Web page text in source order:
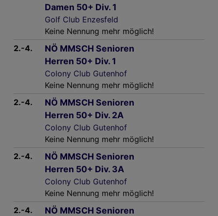
Damen 50+ Div. 1
Golf Club Enzesfeld
Keine Nennung mehr möglich!
2.-4.
NÖ MMSCH Senioren
Herren 50+ Div. 1
Colony Club Gutenhof
Keine Nennung mehr möglich!
2.-4.
NÖ MMSCH Senioren
Herren 50+ Div. 2A
Colony Club Gutenhof
Keine Nennung mehr möglich!
2.-4.
NÖ MMSCH Senioren
Herren 50+ Div. 3A
Colony Club Gutenhof
Keine Nennung mehr möglich!
2.-4.
NÖ MMSCH Senioren